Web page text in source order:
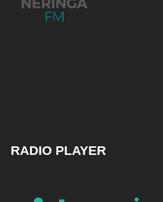
RADIO PLAYER